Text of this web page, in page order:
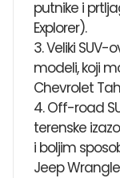
putnike i
Explorer).
3. Veliki SUV-
modeli, koji
Chevrolet
4. Off-road
terenske
i boljim
Jeep